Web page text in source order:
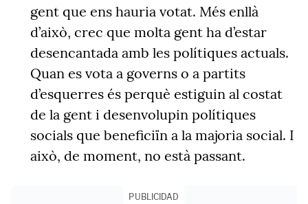
gent que ens hauria votat. Més enllà
d’això, crec que molta gent ha d’estar
desencantada amb les polítiques actuals.
Quan es vota a governs o a partits
d’esquerres és perquè estiguin al costat
de la gent i desenvolupin polítiques
socials que beneficiïn a la majoria social. I
això, de moment, no està passant.
PUBLICIDAD